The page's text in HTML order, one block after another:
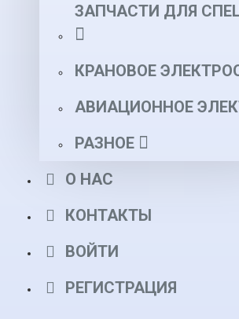
ЗАПЧАСТИ ДЛЯ
КРАНОВОЕ
АВИАЦИОННОЕ
РАЗНОЕ
О НАС
КОНТАКТЫ
ВОЙТИ
РЕГИСТРАЦИЯ